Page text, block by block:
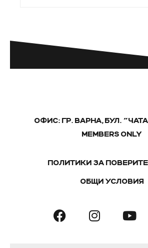
ОФИС: ГР. ВАРНА, БУЛ.
MEMBERS ONLY
ПОЛИТИКИ ЗА
ОБЩИ УСЛОВИЯ